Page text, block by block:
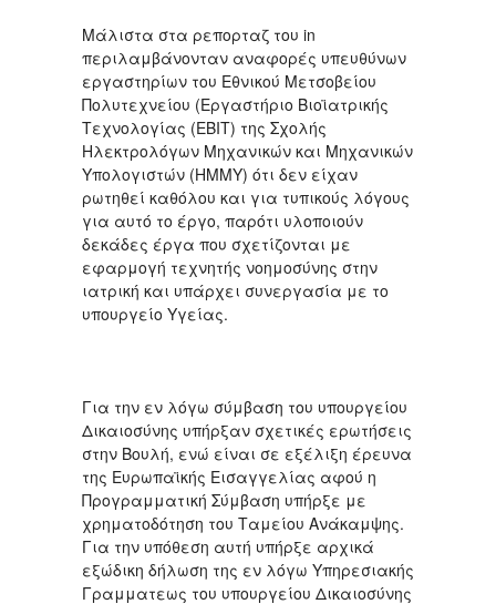
Μάλιστα στα ρεπορταζ του in
περιλαμβάνονταν αναφορές υπευθύνων
εργαστηρίων του Εθνικού Μετσοβείου
Πολυτεχνείου (Εργαστήριο Βιοϊατρικής
Τεχνολογίας (ΕΒΙΤ) της Σχολής
Ηλεκτρολόγων Μηχανικών και Μηχανικών
Υπολογιστών (ΗΜΜΥ) ότι δεν είχαν
ρωτηθεί καθόλου και για τυπικούς λόγους
για αυτό το έργο, παρότι υλοποιούν
δεκάδες έργα που σχετίζονται με
εφαρμογή τεχνητής νοημοσύνης στην
ιατρική και υπάρχει συνεργασία με το
υπουργείο Υγείας.
Για την εν λόγω σύμβαση του υπουργείου
Δικαιοσύνης υπήρξαν σχετικές ερωτήσεις
στην Βουλή, ενώ είναι σε εξέλιξη έρευνα
της Ευρωπαϊκής Εισαγγελίας αφού η
Προγραμματική Σύμβαση υπήρξε με
χρηματοδότηση του Ταμείου Ανάκαμψης.
Για την υπόθεση αυτή υπήρξε αρχικά
εξώδικη δήλωση της εν λόγω Υπηρεσιακής
Γραμματεως του υπουργείου Δικαιοσύνης